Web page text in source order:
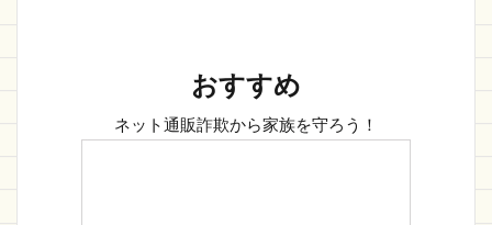
おすすめ
ネット通販詐欺から家族を守ろう！